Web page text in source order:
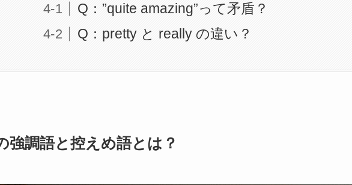
Q：”quite amazing”って矛盾？
Q：pretty と really の違い？
強調語と控えめ語とは？